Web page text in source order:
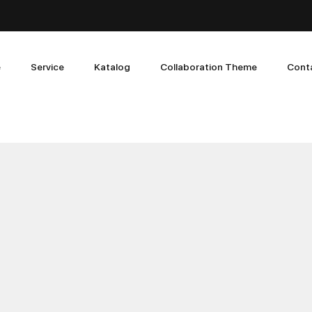
Service Katalog Collaboration Theme